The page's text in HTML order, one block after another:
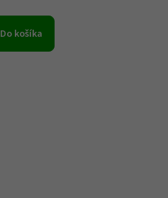
Do košíka